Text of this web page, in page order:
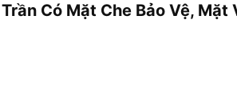
Có Mặt Che Bảo Vệ,